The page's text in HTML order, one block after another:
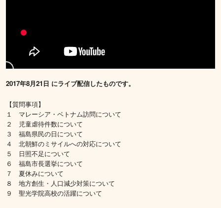
2017年8月21日 にライブ配信したものです。
【質問事項】
１ マレーシア・ベトナム訪問について
２ 児童虐待件数について
３ 福島県民の日について
４ 北朝鮮のミサイルへの対応について
５ 日照不足について
６ 福島市長選挙について
７ 夏休みについて
８ 地方創生・人口減少対策について
９ 聖光学院高校の活躍について